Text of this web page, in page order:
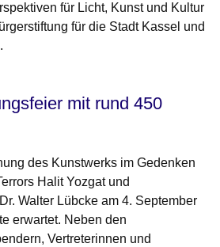
für Licht, Kunst und Kultur
für die Stadt Kassel und
mit rund 450
des Kunstwerks im Gedenken
Halit Yozgat und
Walter Lübcke am 4. September
erwartet. Neben den
Vertreterinnen und